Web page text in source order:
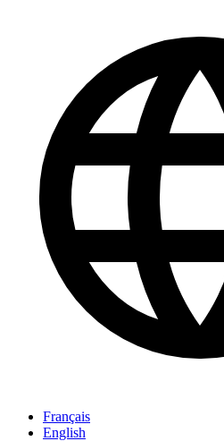
Français
English